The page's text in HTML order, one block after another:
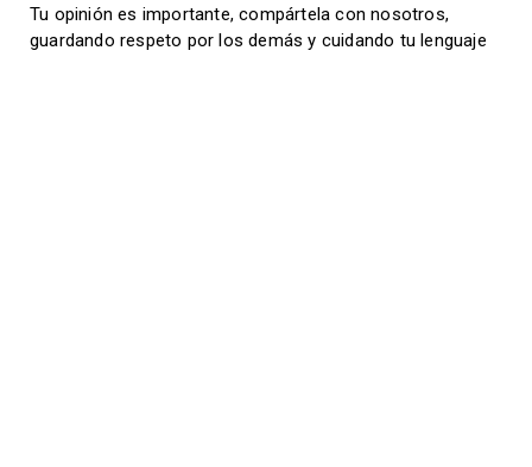
Tu opinión es importante, compártela con nosotros,
guardando respeto por los demás y cuidando tu lenguaje